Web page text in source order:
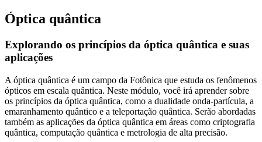
Óptica quântica
Explorando os princípios da óptica quântica e suas
aplicações
A óptica quântica é um campo da Fotônica que estuda os fenômenos
ópticos em escala quântica. Neste módulo, você irá aprender sobre
os princípios da óptica quântica, como a dualidade onda-partícula, a
emaranhamento quântico e a teleportação quântica. Serão abordadas
também as aplicações da óptica quântica em áreas como criptografia
quântica, computação quântica e metrologia de alta precisão.